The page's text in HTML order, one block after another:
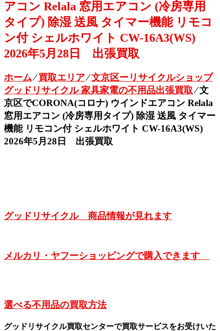
アコン Relala 窓用エアコン (冷房専用
タイプ) 除湿 送風 タイマー機能 リモコ
ン付 シェルホワイト CW-16A3(WS)
2026年5月28日 出張買取
ホーム⁄買取エリア⁄文京区ーリサイクルショップ
グッドリサイクル 家具家電の不用品出張買取⁄文
京区でCORONA(コロナ) ウインドエアコン Relala
窓用エアコン (冷房専用タイプ) 除湿 送風 タイマー
機能 リモコン付 シェルホワイト CW-16A3(WS)
2026年5月28日 出張買取
グッドリサイクル 商品情報が見れます
メルカリ・ヤフーショッピングで購入できます
選べる不用品の買取方法
グッドリサイクル買取センターで買取サービスをお受けいた